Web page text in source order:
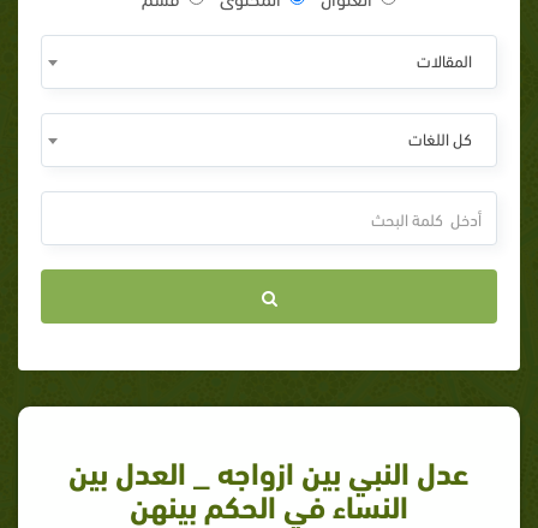
المقالات
كل اللغات
عدل النبي بين ازواجه _ العدل بين
النساء في الحكم بينهن